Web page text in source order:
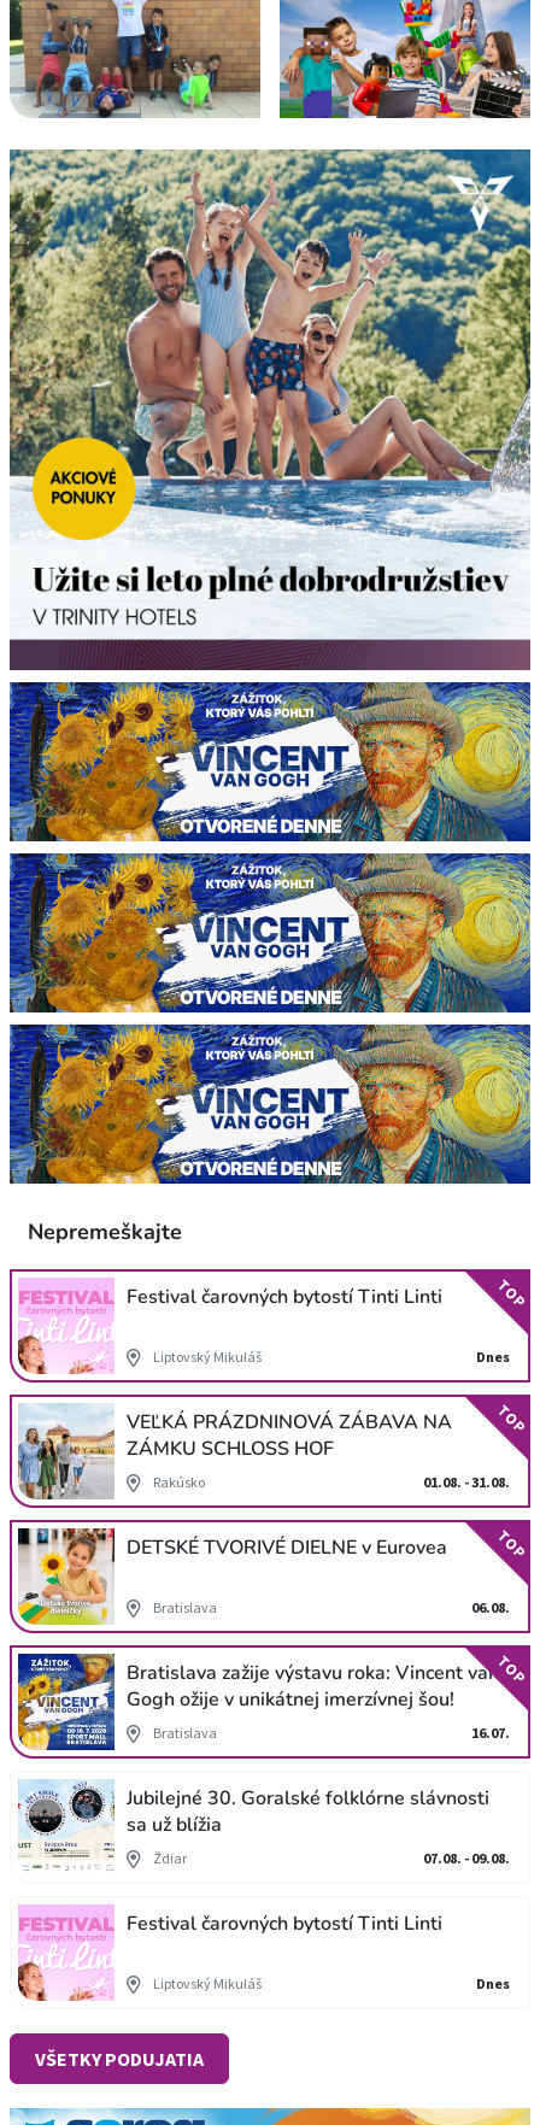
Nepremeškajte
Festival čarovných bytostí Tinti Linti
Liptovský Mikuláš Dnes
TOP
VEĽKÁ PRÁZDNINOVÁ ZÁBAVA NA
ZÁMKU SCHLOSS HOF
Rakúsko 01.08. - 31.08.
TOP
DETSKÉ TVORIVÉ DIELNE v Eurovea
Bratislava 06.08.
TOP
Bratislava zažije výstavu roka: Vincent van
Gogh ožije v unikátnej imerzívnej šou!
Bratislava 16.07.
TOP
Jubilejné 30. Goralské folklórne slávnosti
sa už blížia
Ždiar 07.08. - 09.08.
Festival čarovných bytostí Tinti Linti
Liptovský Mikuláš Dnes
VŠETKY PODUJATIA